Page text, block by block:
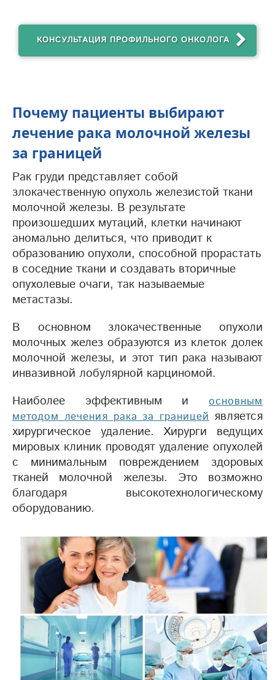
КОНСУЛЬТАЦИЯ ПРОФИЛЬНОГО ОНКОЛОГА
Почему пациенты выбирают
лечение рака молочной железы
за границей
Рак груди представляет собой
злокачественную опухоль железистой ткани
молочной железы. В результате
произошедших мутаций, клетки начинают
аномально делиться, что приводит к
образованию опухоли, способной прорастать
в соседние ткани и создавать вторичные
опухолевые очаги, так называемые
метастазы.
В основном злокачественные опухоли
молочных желез образуются из клеток долек
молочной железы, и этот тип рака называют
инвазивной лобулярной карциномой.
Наиболее эффективным и основным
методом лечения рака за границейявляется
хирургическое удаление. Хирурги ведущих
мировых клиник проводят удаление опухолей
с минимальным повреждением здоровых
тканей молочной железы. Это возможно
благодаря высокотехнологическому
оборудованию.